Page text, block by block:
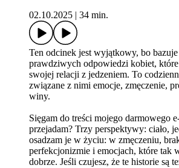
02.10.2025 | 34 min.
Ten odcinek jest wyjątkowy, bo bazuje
prawdziwych odpowiedzi kobiet,
swojej relacji z jedzeniem. To
związane z nimi emocje, zmęczenie,
winy.
Sięgam do treści mojego darmowego
przejadam? Trzy perspektywy: ciało,
osadzam je w życiu: w zmęczeniu,
perfekcjonizmie i emocjach, które tak
dobrze. Jeśli czujesz, że te historie są